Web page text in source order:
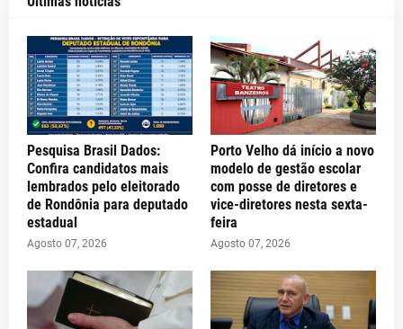
Pesquisa Brasil Dados:
Confira candidatos mais
lembrados pelo eleitorado
de Rondônia para deputado
estadual
Agosto 07, 2026
Porto Velho dá início a novo
modelo de gestão escolar
com posse de diretores e
vice-diretores nesta sexta-
feira
Agosto 07, 2026